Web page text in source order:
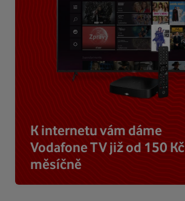
K internetu vám dáme
Vodafone TV již od 150 Kč
měsíčně